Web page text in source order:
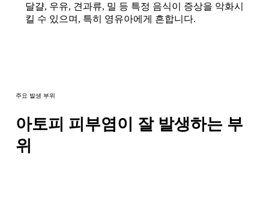
달걀, 우유, 견과류, 밀 등 특정 음식이 증상을 악화시
킬 수 있으며, 특히 영유아에게 흔합니다.
주요 발생 부위
아토피 피부염이 잘 발생하는 부
위